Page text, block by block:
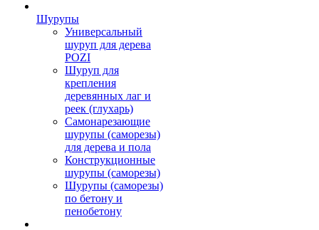
Шурупы
Универсальный
шуруп для дерева
POZI
Шуруп для
крепления
деревянных лаг и
реек (глухарь)
Самонарезающие
шурупы (саморезы)
для дерева и пола
Конструкционные
шурупы (саморезы)
Шурупы (саморезы)
по бетону и
пенобетону